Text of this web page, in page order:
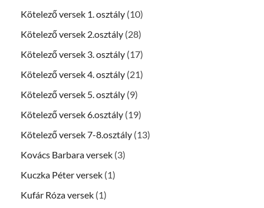
Kötelező versek 1. osztály (10)
Kötelező versek 2.osztály (28)
Kötelező versek 3. osztály (17)
Kötelező versek 4. osztály (21)
Kötelező versek 5. osztály (9)
Kötelező versek 6.osztály (19)
Kötelező versek 7-8.osztály (13)
Kovács Barbara versek (3)
Kuczka Péter versek (1)
Kufár Róza versek (1)